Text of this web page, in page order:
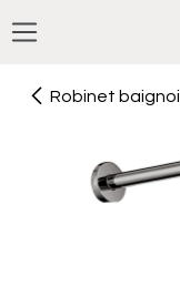
Robinet